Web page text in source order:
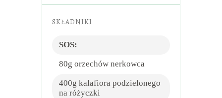
SKŁADNIKI
SOS:
80g orzechów nerkowca
400g kalafiora podzielonego
na różyczki